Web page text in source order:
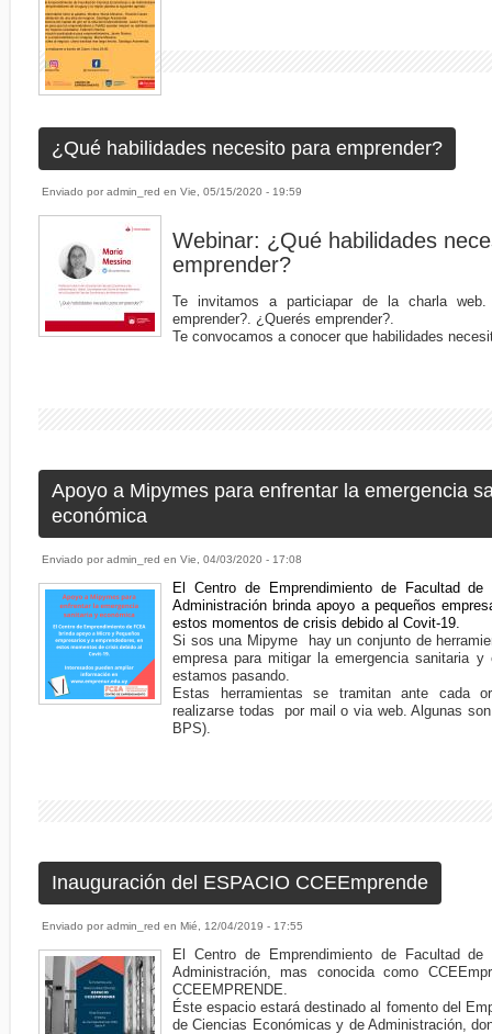
¿Qué habilidades necesito para emprender?
Enviado poradmin_red enVie, 05/15/2020 - 19:59
Webinar: ¿Qué habilidades
emprender?
Te invitamos a particiapar de la charla web.
emprender?. ¿Querés emprender?.
Te convocamos a conocer que habilidades
Apoyo a Mipymes para enfrentar la emergencia
económica
Enviado poradmin_red enVie, 04/03/2020 - 17:08
El Centro de Emprendimiento de Facultad
Administración brinda apoyo a pequeños
estos momentos de crisis debido al Covit-19.
Si sos una Mipyme hay un conjunto de
empresa para mitigar la emergencia sanitaria
estamos pasando.
Estas herramientas se tramitan ante cada
realizarse todas por mail o via web. Algunas
BPS).
Inauguración del ESPACIO CCEEmprende
Enviado poradmin_red enMié, 12/04/2019 - 17:55
El Centro de Emprendimiento de Facultad
Administración, mas conocida como
CCEEMPRENDE.
Éste espacio estarádestinado al fomento del
de Ciencias Económicas y de Administración,